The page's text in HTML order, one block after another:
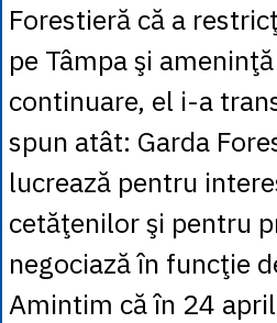
Forestieră că a
pe Tâmpa şi
continuare, el i-a
spun atât: Garda
lucrează pentru
cetăţenilor şi pentru
negociază în funcţie
Amintim că în 24